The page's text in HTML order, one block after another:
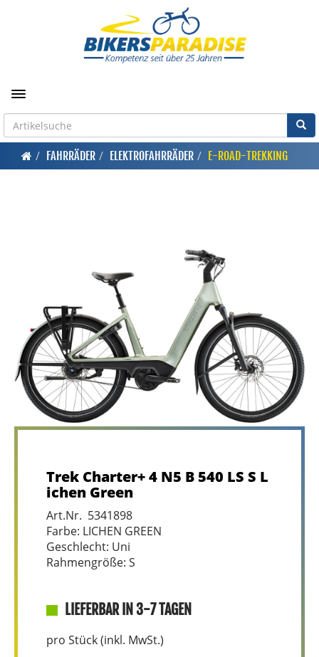
Toggle navigation
FAHRRÄDER ELEKTROFAHRRÄDER E-ROAD-TREKKING
Trek Charter+ 4 N5 B 540 LS S L
ichen Green
Art.Nr. 5341898
Farbe: LICHEN GREEN
Geschlecht: Uni
Rahmengröße: S
LIEFERBAR IN 3-7 TAGEN
pro Stück (inkl. MwSt.)